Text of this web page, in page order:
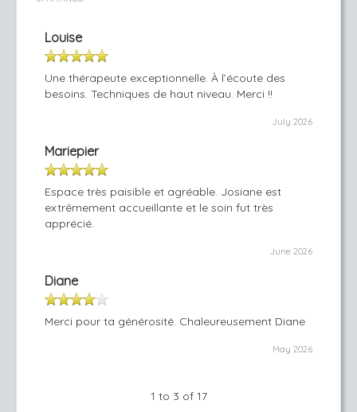
Louise
Une thérapeute exceptionnelle. À l’écoute des
besoins. Techniques de haut niveau. Merci !!
July 2026
Mariepier
Espace très paisible et agréable. Josiane est
extrêmement accueillante et le soin fut très
apprécié.
June 2026
Diane
Merci pour ta générosité. Chaleureusement Diane
May 2026
1 to 3 of 17